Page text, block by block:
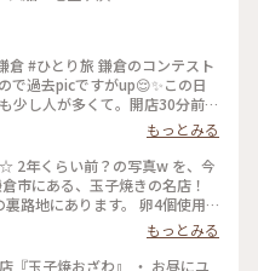
#ひとり旅 鎌倉のコンテスト
で過去picですがup😌✨この日
少し人が多くて。開店30分前に
いましたよ〜。運良く1巡目で
なんともいえない甘さと出汁の
笑！また機会があれば行きたい
もっとみる
今
汁の風味と旨みが来る感じでし
11時半前に行
記憶が… 懐かし～ ま
もっとみる
『玉子焼おざわ』 ・ お昼にユ